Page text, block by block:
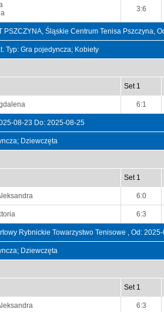
3:6
PSZCZYNA, Śląskie Centrum Tenisa Pszczyna,
Typ: Gra pojedyncza; Kobiety
Set 1
6:1
08-23 Do: 2025-08-25
Dziewczęta
Set 1
6:0
6:3
Rybnickie Towarzystwo Tenisowe , Od:
Dziewczęta
Set 1
6:3